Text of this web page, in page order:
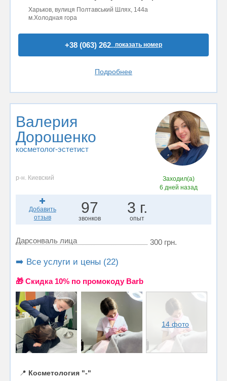
Харьков, вулиця Полтавський Шлях, 144а
м.Холодная гора
+38 (063) 262..показать номер
Подробнее
Валерия
Дорошенко
косметолог-эстетист
р-н. Киевский
Заходил(а)
6 дней назад
Добавить
отзыв
97
звонков
3 г.
опыт
Дарсонваль лица 300 грн.
➡️ Все услуги и цены (22)
🎁 Cкидка 10% по промокоду Barb
14 фото
📍 Косметология "-"